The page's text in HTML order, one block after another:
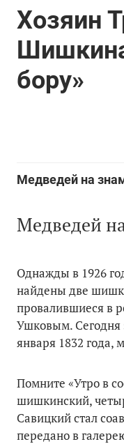
Хозяин
бору»
Медведей на
Медведей
Однажды в 1926
найдены две
провалившиеся в
Ушковым. Сегодня
января 1832 года,
Помните «Утро в
шишкинский,
Савицкий стал
передано в